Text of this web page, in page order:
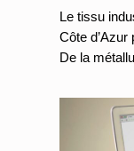
Le tissu
Côte d’Azur
De la